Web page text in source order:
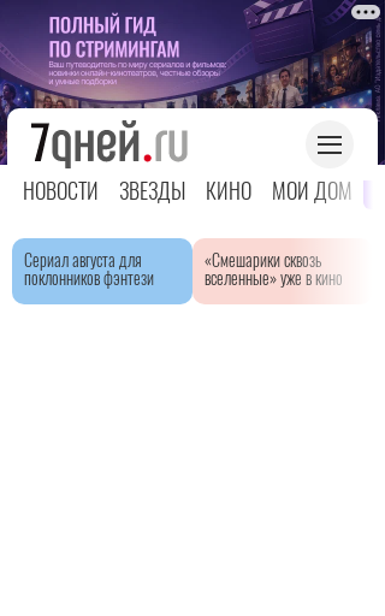
НОВОСТИ ЗВЕЗДЫ КИНО МОЙ ДОМ
Сериал августа для
поклонников фэнтези
«Смешарики сквозь
вселенные» уже в кино